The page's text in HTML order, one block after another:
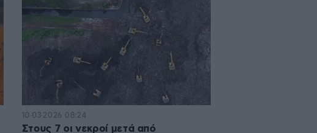
10·03·2026 08:24
Στους 7 οι νεκροί μετά από